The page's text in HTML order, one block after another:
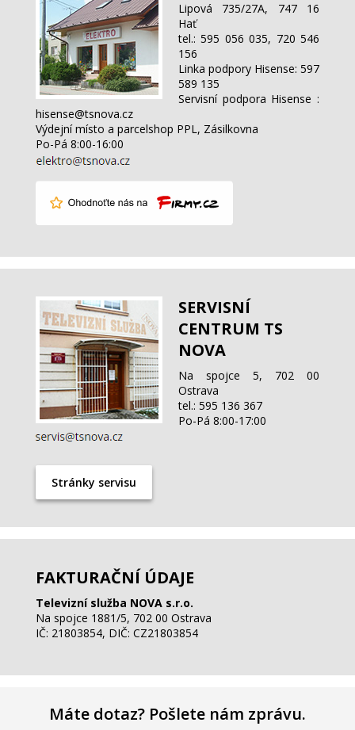
Lipová 735/27A, 747 16
Hať
tel.: 595 056 035, 720 546
156
Linka podpory Hisense: 597
589 135
Servisní podpora Hisense :
hisense@tsnova.cz
Výdejní místo a parcelshop PPL, Zásilkovna
Po-Pá 8:00-16:00
SERVISNÍ
CENTRUM TS
NOVA
Na spojce 5, 702 00
Ostrava
tel.: 595 136 367
Po-Pá 8:00-17:00
Stránky servisu
FAKTURAČNÍ ÚDAJE
Televizní služba NOVA s.r.o.
Na spojce 1881/5, 702 00 Ostrava
IČ: 21803854, DIČ: CZ21803854
Máte dotaz? Pošlete nám zprávu.